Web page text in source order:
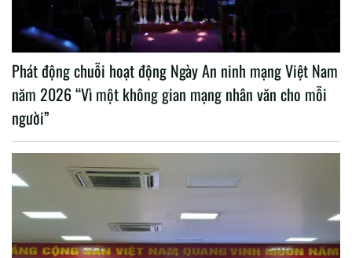
Phát động chuỗi hoạt động Ngày An ninh mạng Việt Nam
năm 2026 “Vì một không gian mạng nhân văn cho mỗi
người”